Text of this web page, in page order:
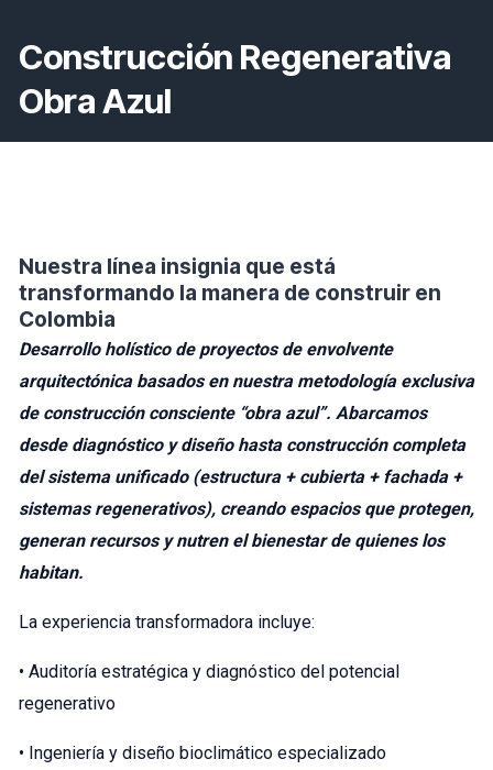
Construcción Regenerativa
Obra Azul
Nuestra línea insignia que está
transformando la manera de construir en
Colombia
Desarrollo holístico de proyectos de envolvente
arquitectónica basados en nuestra metodología exclusiva
de construcción consciente “obra azul”. Abarcamos
desde diagnóstico y diseño hasta construcción completa
del sistema unificado (estructura + cubierta + fachada +
sistemas regenerativos), creando espacios que protegen,
generan recursos y nutren el bienestar de quienes los
habitan.
La experiencia transformadora incluye:
• Auditoría estratégica y diagnóstico del potencial
regenerativo
• Ingeniería y diseño bioclimático especializado